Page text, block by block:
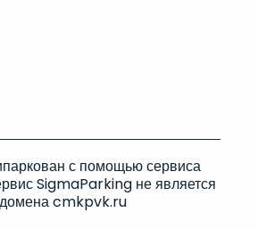
с помощью сервиса
SigmaParking не является
cmkpvk.ru